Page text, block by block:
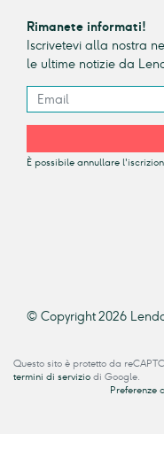
Rimanete informati!
Iscrivetevi alla nostra
le ultime notizie da
È possibile annullare
© Copyright 2026
Questo sito è protetto da
termini di servizio di Google.
Preferenze